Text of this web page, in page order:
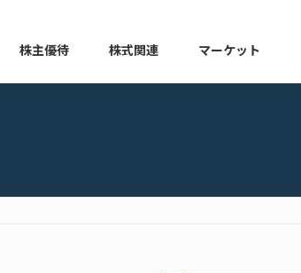
株主優待 株式関連 マーケット